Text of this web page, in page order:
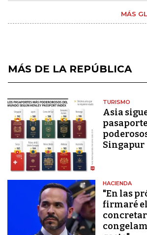
MÁS
MÁS DE LA REPÚBLICA
TURISMO
Asia
Singapur
HACIENDA
"En las
firmaré